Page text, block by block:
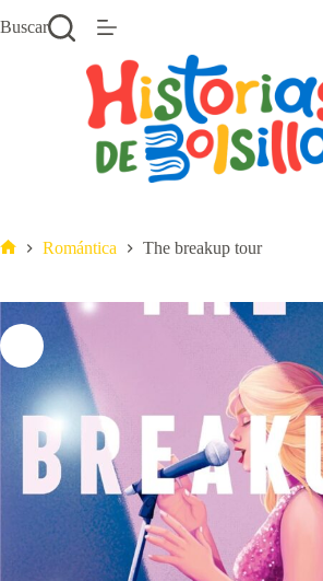
al
Buscar
Romántica The breakup tour